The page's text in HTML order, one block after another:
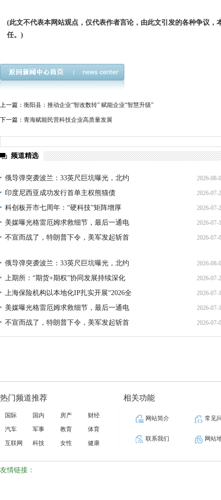
(此文不代表本网站观点，仅代表作者言论，由此文引发的各种争议，
任。)
上一篇： 衡阳县：推动企业“智改数转” 赋能企业“智慧升级”
下一篇： 青海赋能民营科技企业高质量发展
频道精选
俄导弹突袭波兰：33英尺巨坑曝光，北约 2026-08-
印度尼西亚成功发行首单主权熊猫债 2026-07-
科创板开市七周年：“硬科技”矩阵增厚 2026-07-
美媒曝光格雷厄姆求救细节，最后一通电 2026-07-
不宣而战了，特朗普下令，美军发起斩首 2026-07-
俄导弹突袭波兰：33英尺巨坑曝光，北约 2026-08-
上期所：“期货+期权”协同发展持续深化 2026-07-
上海保险机构以本地化IP扎实开展“2026全 2026-07-
美媒曝光格雷厄姆求救细节，最后一通电 2026-07-
不宣而战了，特朗普下令，美军发起斩首 2026-07-
热门频道推荐
国际 国内 房产
财经
汽车
军事 教育
体育
互联网
科技 女性 健康
相关功能
网站简介 常见
联系我们 网站
友情链接：